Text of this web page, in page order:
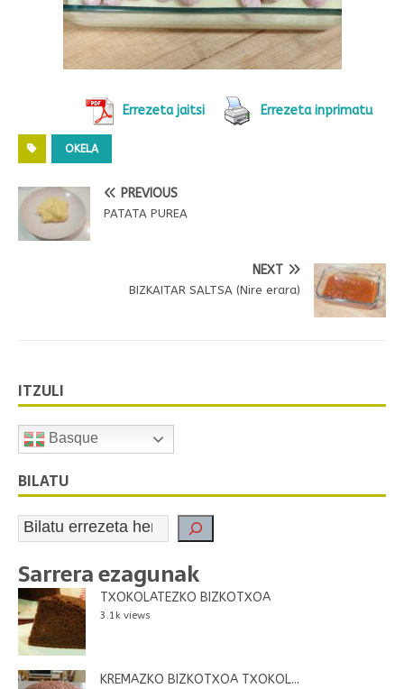
Errezeta jaitsi Errezeta inprimatu
OKELA
PREVIOUS
PATATA PUREA
NEXT
BIZKAITAR SALTSA (Nire erara)
ITZULI
Basque
BILATU
Sarrera ezagunak
TXOKOLATEZKO BIZKOTXOA
3.1k views
KREMAZKO BIZKOTXOA TXOKOL...